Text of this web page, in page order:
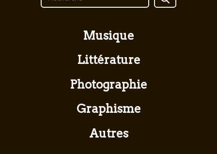
Musique
Littérature
Photographie
Graphisme
Autres